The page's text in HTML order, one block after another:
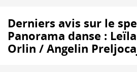
Derniers avis sur le
Panorama danse :
Orlin / Angelin